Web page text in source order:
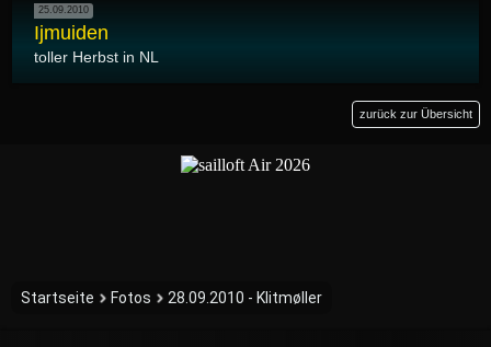
25.09.2010
Ijmuiden
toller Herbst in NL
zurück zur Übersicht
Startseite Fotos 28.09.2010 - Klitmøller